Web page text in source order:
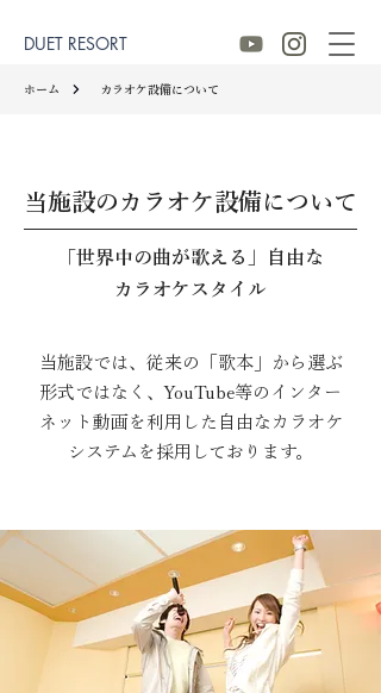
DUET RESORT
当施設のカラオケ設備について
「世界中の曲が歌える」自由な
カラオケスタイル
ホーム カラオケ設備について
当施設では、従来の「歌本」から選ぶ
形式ではなく、YouTube等のインター
ネット動画を利用した自由なカラオケ
システムを採用しております。